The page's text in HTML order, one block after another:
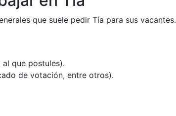
que suele pedir Tía para sus vacantes.
que postules).
de votación, entre otros).